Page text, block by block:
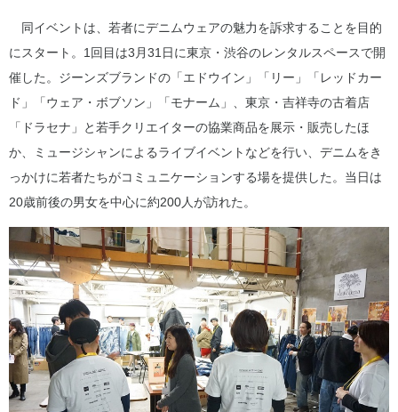
同イベントは、若者にデニムウェアの魅力を訴求することを目的
にスタート。1回目は3月31日に東京・渋谷のレンタルスペースで開
催した。ジーンズブランドの「エドウイン」「リー」「レッドカー
ド」「ウェア・ボブソン」「モナーム」、東京・吉祥寺の古着店
「ドラセナ」と若手クリエイターの協業商品を展示・販売したほ
か、ミュージシャンによるライブイベントなどを行い、デニムをき
っかけに若者たちがコミュニケーションする場を提供した。当日は
20歳前後の男女を中心に約200人が訪れた。